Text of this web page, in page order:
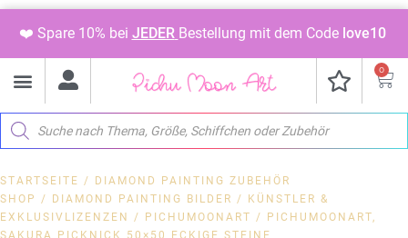
❤️ Spare 10% bei JEDER Bestellung mit dem Code love10
0
STARTSEITE /
DIAMOND PAINTING ZUBEHÖR
SHOP / DIAMOND PAINTING BILDER /
KÜNSTLER &
EXKLUSIVLIZENZEN
/ PICHUMOONART / PICHUMOONART,
SAKURA PICKNICK 50×50 ECKIGE STEINE